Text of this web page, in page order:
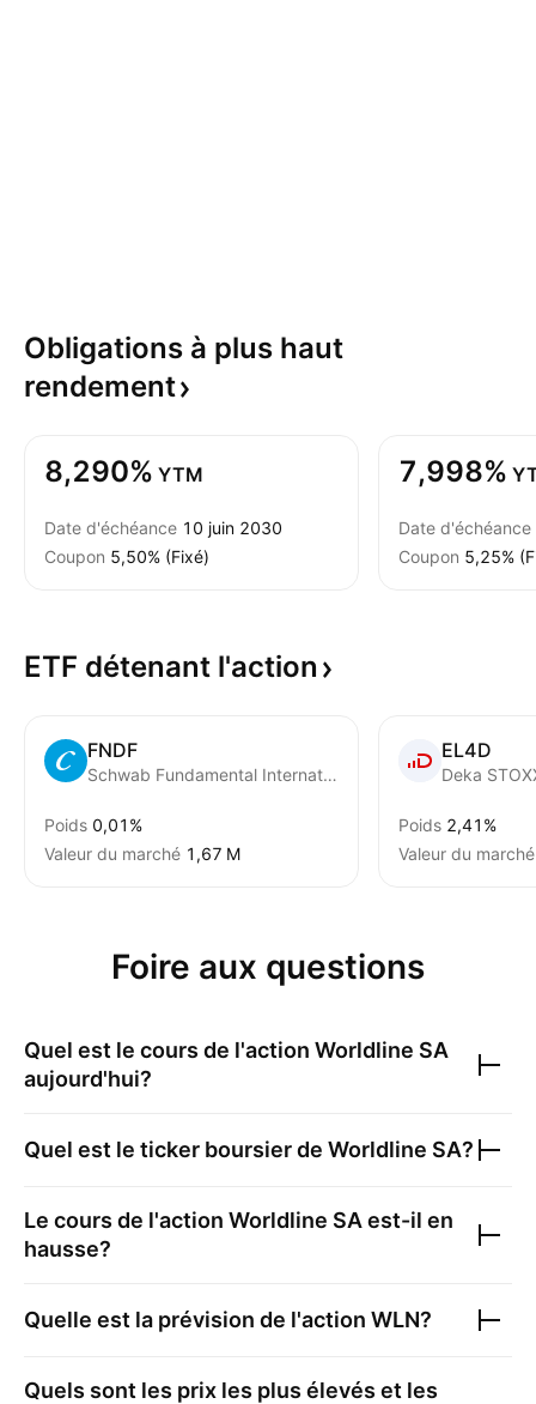
Obligations à plus haut
rendement
8,290% YTM
Date d'échéance 10 juin 2030
Coupon 5,50% (Fixé)
7,998%
Date d'échéance
Coupon 5,25%
ETF détenant l'action
FNDF
Schwab Fundamental International Equity ETF
Poids 0,01%
Valeur du marché ‪1,67 M‬
EL4D
Poids 2,41%
Valeur du marché
Foire aux questions
Quel est le cours de l'action Worldline SA
aujourd'hui?
Quel est le ticker boursier de Worldline SA?
Le cours de l'action Worldline SA est-il en
hausse?
Quelle est la prévision de l'action WLN?
Quels sont les prix les plus élevés et les